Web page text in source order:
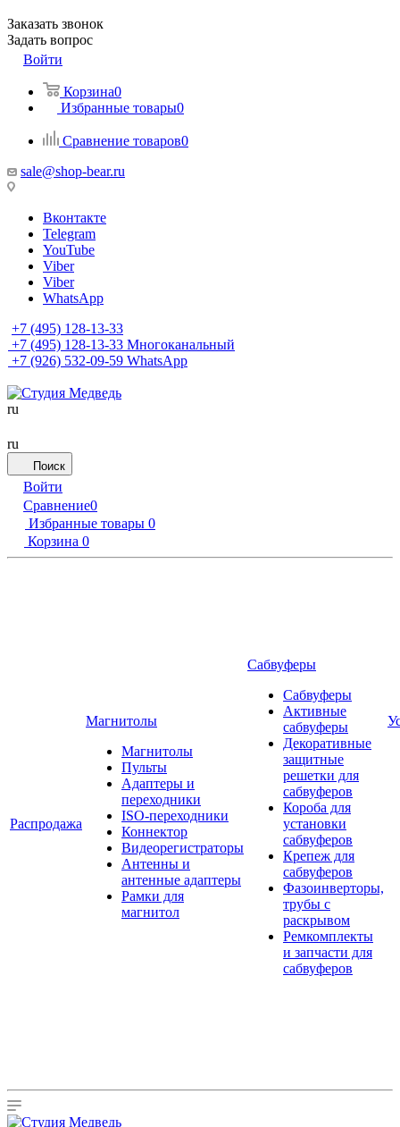
Заказать звонок
Задать вопрос
Войти
Корзина0
Избранные товары0
Сравнение товаров0
sale@shop-bear.ru
Вконтакте
Telegram
YouTube
Viber
Viber
WhatsApp
+7 (495) 128-13-33
+7 (495) 128-13-33 Многоканальный
+7 (926) 532-09-59 WhatsApp
ru
ru
Поиск
Войти
Сравнение0
Избранные товары 0
Корзина 0
Распродажа
Магнитолы
Магнитолы
Пульты
Адаптеры и
переходники
ISO-переходники
Коннектор
Видеорегистраторы
Антенны и
антенные адаптеры
Рамки для
магнитол
Сабвуферы
Сабвуферы
Активные
сабвуферы
Декоративные
защитные
решетки для
сабвуферов
Короба для
установки
сабвуферов
Крепеж для
сабвуферов
Фазоинверторы,
трубы с
раскрывом
Ремкомплекты
и запчасти для
сабвуферов